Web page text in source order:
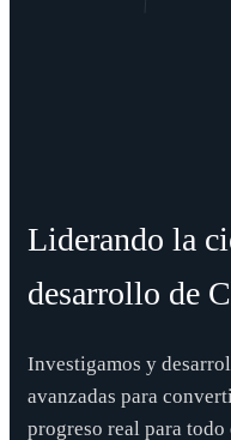
Liderando la
desarrollo de
Investigamos y
avanzadas para
progreso real para